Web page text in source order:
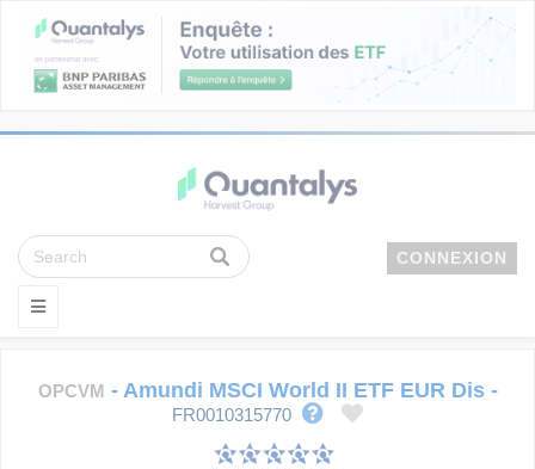
CONNEXION
OPCVM - Amundi MSCI World II ETF EUR Dis-
FR0010315770